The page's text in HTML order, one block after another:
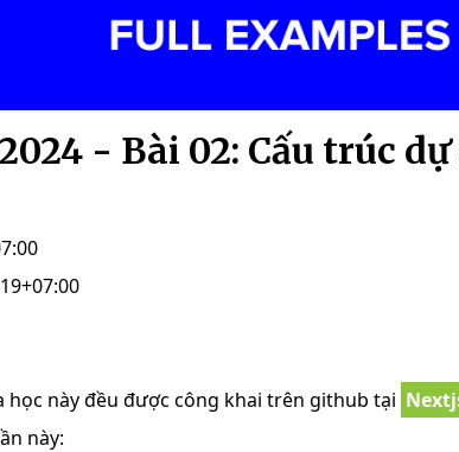
- Bài 02: Cấu trúc dự
học này đều được công khai trên github tại
này: